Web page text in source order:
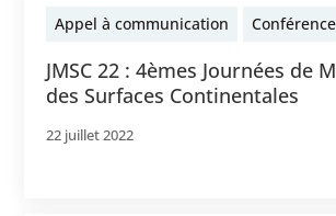
Appel à communication Conférence
JMSC 22 : 4èmes Journées de
des Surfaces Continentales
22 juillet 2022